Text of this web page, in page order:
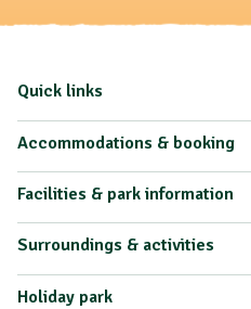
Quick links
Accommodations & booking
Facilities & park information
Surroundings & activities
Holiday park